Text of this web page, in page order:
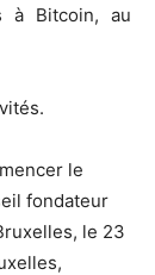
à Bitcoin, au
le
fondateur
le 23